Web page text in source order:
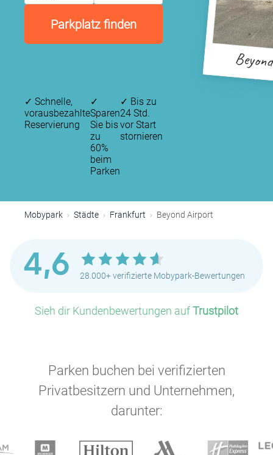
Parkplatz finden
✓ Schnelle,
vorausbezahlte
Reservierung
✓
Sparen
Sie bis
zu
60%
beim
Parken
✓ Bis zu
24 Std.
vor Start
stornieren
Mobypark Städte Frankfurt Beyond Airport
4,6 28.000+ verifizierte Mobypark-Bewertungen
Sieh dir Kundenbewertungen aufTrustpilot
Parken buchen bei verifizierten
Privatbesitzern und Unternehmen,
darunter: